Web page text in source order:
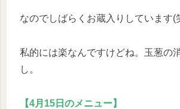
なのでしばらくお蔵入りしています(
私的には楽なんですけどね。玉葱の
し。
【4月15日のメニュー】